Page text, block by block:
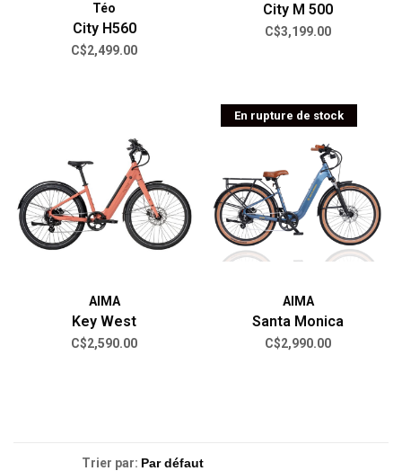
Téo
City H560
C$2,499.00
City M 500
C$3,199.00
AIMA
Key West
C$2,590.00
En rupture de stock
AIMA
Santa Monica
C$2,990.00
Trier par: